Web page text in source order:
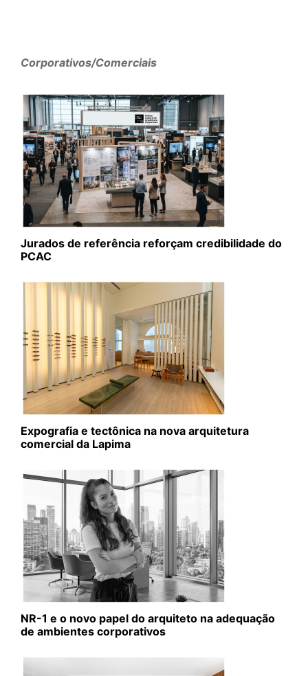
Corporativos/Comerciais
Jurados de referência reforçam credibilidade do
PCAC
Expografia e tectônica na nova arquitetura
comercial da Lapima
NR-1 e o novo papel do arquiteto na adequação
de ambientes corporativos